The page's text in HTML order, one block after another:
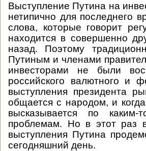
Выступление Путина на
нетипично для последнего
слова, которые говорит
находится в совершенно
назад. Поэтому
Путиным и членами
инвесторами не были
российского валютного и
выступления президента
общается с народом, и
высказывается по каким-
проблемам. Но в этот
выступления Путина
сегодняшний день.